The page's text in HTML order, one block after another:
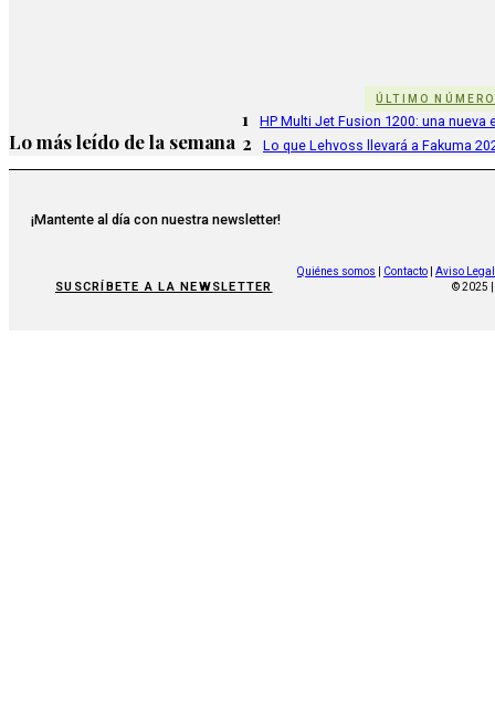
ÚLTIMO NÚMERO
Lo más leído de la semana
1 HP Multi Jet Fusion 1200: una
2 Lo que Lehvoss llevará a Fakuma
¡Mantente al día con nuestra newsletter!
SUSCRÍBETE A LA NEWSLETTER
Quiénes somos Contacto
Aviso Legal
© 2025